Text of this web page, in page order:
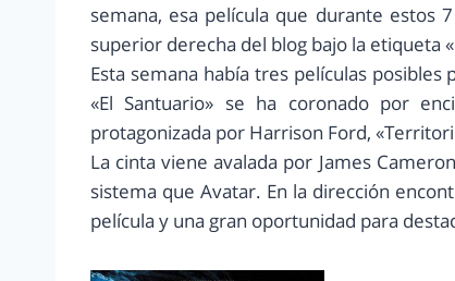
semana, esa película que durante estos
superior derecha del blog bajo la etiqueta
Esta semana había tres películas
«El Santuario» se ha coronado por
protagonizada por Harrison Ford,
La cinta viene avalada por James
sistema que Avatar. En la dirección
película y una gran oportunidad para